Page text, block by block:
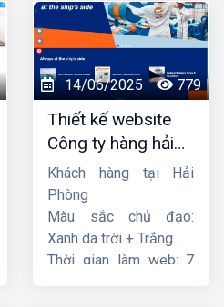
14/06/2025 779
Thiết kế website
Công ty hàng hải
liên minh
Khách hàng tại Hải
Phòng
Màu sắc chủ đạo:
Xanh da trời + Trắng
Thời gian làm web: 7